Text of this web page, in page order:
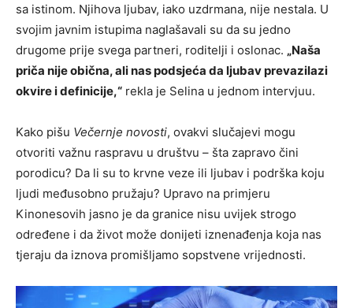
sa istinom. Njihova ljubav, iako uzdrmana, nije nestala. U
svojim javnim istupima naglašavali su da su jedno
drugome prije svega partneri, roditelji i oslonac. „Naša
priča nije obična, ali nas podsjeća da ljubav prevazilazi
okvire i definicije,“ rekla je Selina u jednom intervjuu.
Kako pišu Večernje novosti, ovakvi slučajevi mogu
otvoriti važnu raspravu u društvu – šta zapravo čini
porodicu? Da li su to krvne veze ili ljubav i podrška koju
ljudi međusobno pružaju? Upravo na primjeru
Kinonesovih jasno je da granice nisu uvijek strogo
određene i da život može donijeti iznenađenja koja nas
tjeraju da iznova promišljamo sopstvene vrijednosti.